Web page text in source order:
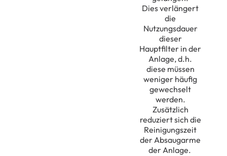
Diesverlängert
die
Nutzungsdauer
dieser
Hauptfilter in der
Anlage, d.h.
diese müssen
weniger häufig
gewechselt
werden.
Zusätzlich
reduziert sich die
Reinigungszeit
der Absaugarme
der Anlage.